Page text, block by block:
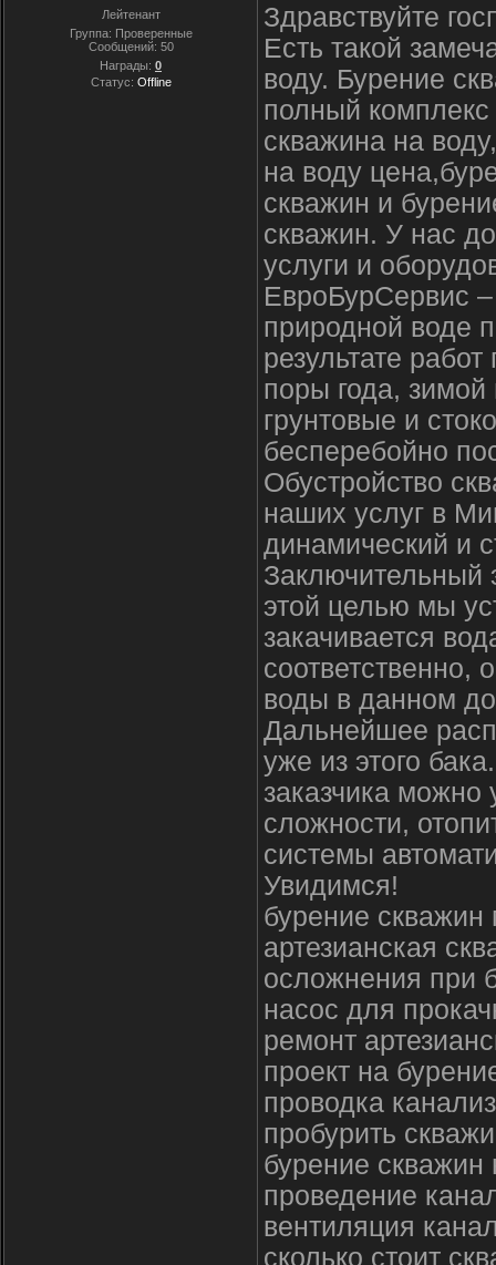
Лейтенант
Группа: Проверенные
Сообщений: 50
Награды: 0
Статус: Offline
Здравствуйте
Есть такой
воду. Бурение
полный комплекс
скважина на
на воду
скважин и
скважин. У нас
услуги и
ЕвроБурСервис –
природной воде
результате
поры года, зимой
грунтовые и
бесперебойно
Обустройство
наших услуг в
динамический и
Заключительный
этой целью мы
закачивается
соответственно,
воды в данном
Дальнейшее
уже из этого
заказчика можно
сложности,
системы
Увидимся!
бурение
артезианская
осложнения при
насос для
ремонт
проект на
проводка
пробурить
бурение скважин
проведение
вентиляция
сколько стоит